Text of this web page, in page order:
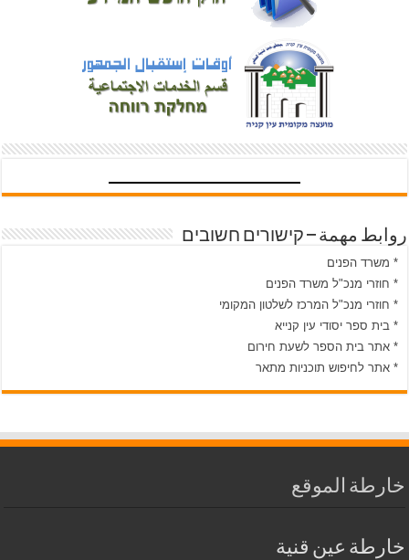
روابط مهمة – קישורים חשובים
* משרד הפנים
* חוזרי מנכ"ל משרד הפנים
* חוזרי מנכ"ל המרכז לשלטון המקומי
* בית ספר יסודי עין קנייא
* אתר בית הספר לשעת חירום
* אתר לחיפוש תוכניות מתאר
خارطة الموقع
خارطة عين قنية